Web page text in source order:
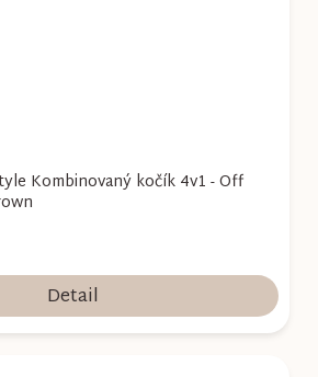
Kombinovaný kočík 4v1 - Off
Detail